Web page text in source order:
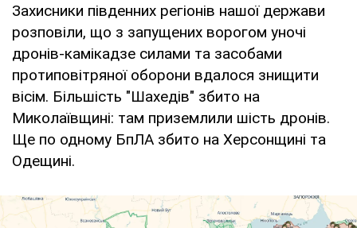
Захисники південних регіонів нашої держави
розповіли, що з запущених ворогом уночі
дронів-камікадзе силами та засобами
протиповітряної оборони вдалося знищити
вісім. Більшість "Шахедів" збито на
Миколаївщині: там приземлили шість дронів.
Ще по одному БпЛА збито на Херсонщині та
Одещині.